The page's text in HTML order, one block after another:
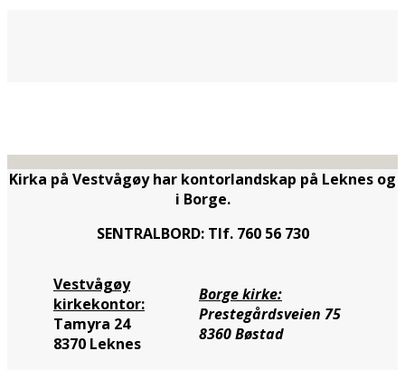
Kirka på Vestvågøy har kontorlandskap på Leknes og
i Borge.
SENTRALBORD: Tlf. 760 56 730
Vestvågøy
kirkekontor:
Tamyra 24
8370 Leknes
Borge kirke:
Prestegårdsveien 75
8360 Bøstad